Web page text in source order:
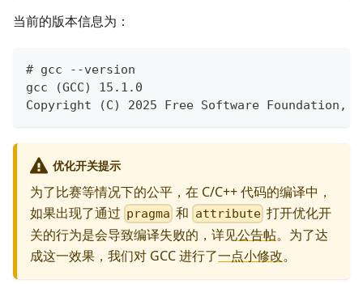
当前的版本信息为：
# gcc --version
gcc (GCC) 15.1.0
Copyright (C) 2025 Free Software Foundation,
优化开关提示
为了比赛等情况下的公平，在 C/C++ 代码的编译中，
如果出现了通过 pragma 和 attribute打开优化开
关的行为是会导致编译失败的，详见公告帖。为了达
成这一效果，我们对 GCC 进行了一点小修改。